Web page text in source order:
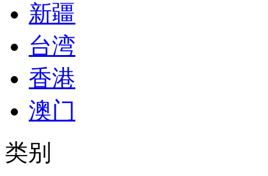
新疆
台湾
香港
澳门
类别